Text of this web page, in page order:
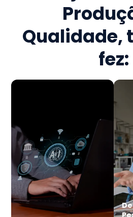
Qualidade,
fez: